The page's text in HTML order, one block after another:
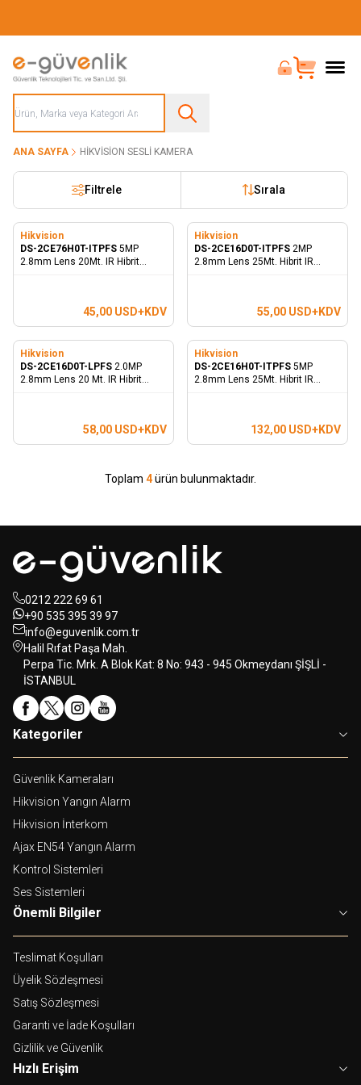
Bayi Girişi
Sepet
ANA SAYFA HIKVISION SESLI KAMERA
Filtrele Sırala
Hikvision
DS-2CE76H0T-ITPFS 5MP
2.8mm Lens 20Mt. IR Hibrit
45,00 USD+KDV
Hikvision
DS-2CE16D0T-ITPFS 2MP
2.8mm Lens 25Mt. Hibrit IR
55,00 USD+KDV
Hikvision
DS-2CE16D0T-LPFS 2.0MP
2.8mm Lens 20 Mt. IR Hibrit
58,00 USD+KDV
Hikvision
DS-2CE16H0T-ITPFS 5MP
2.8mm Lens 25Mt. Hibrit IR
132,00 USD+KDV
Toplam 4ürün bulunmaktadır.
0212 222 69 61
+90 535 395 39 97
info@eguvenlik.com.tr
Halil Rıfat Paşa Mah.
Perpa Tic. Mrk. A Blok Kat: 8 No: 943 - 945 Okmeydanı ŞİŞLİ -
İSTANBUL
Kategoriler
Güvenlik Kameraları
Hikvision Yangın Alarm
Hikvision İnterkom
Ajax EN54 Yangın Alarm
Kontrol Sistemleri
Ses Sistemleri
Önemli Bilgiler
Teslimat Koşulları
Üyelik Sözleşmesi
Satış Sözleşmesi
Garanti ve İade Koşulları
Gizlilik ve Güvenlik
Hızlı Erişim